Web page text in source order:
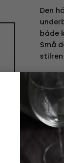
Den
både
Små
För
Mått:
Vikt: